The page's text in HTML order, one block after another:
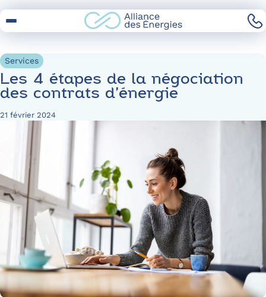
to
Services
Les 4 étapes de la négociation
des contrats d’énergie
21 février 2024